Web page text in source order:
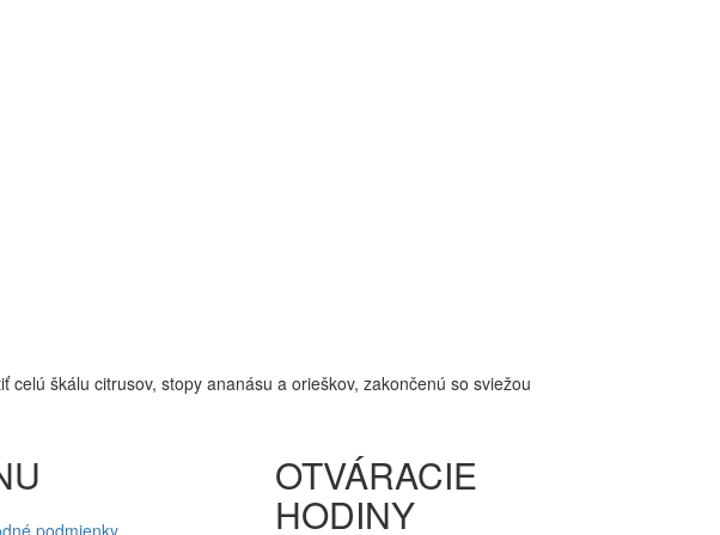
škálu citrusov, stopy ananásu a orieškov, zakončenú so sviežou
podmienky
OTVÁRACIE
HODINY